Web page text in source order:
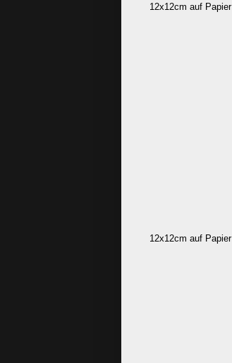
12x12cm auf Papier
12x12cm auf Papier